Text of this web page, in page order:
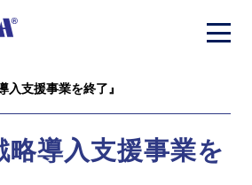
入支援事業を終了』
略導入支援事業を